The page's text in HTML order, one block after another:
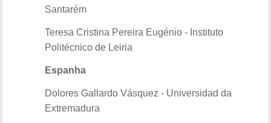
Santarém
Teresa Cristina Pereira Eugénio - Instituto
Politécnico de Leiria
Espanha
Dolores Gallardo Vásquez - Universidad da
Extremadura